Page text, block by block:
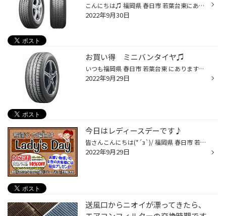
こんにちは♫ 福岡県 春日市 若葉台東にありますタイヤ館春日店のWEBをご覧の皆様、いつもありがとうございます。 タイヤ館春日店の牧口です！ 商品を買う際、高い商品から安価な商品。 機能性に優れた商品からシンプルで使いやすい商品。 高品質の商品から適度な品質の商品。 耐久性に優れた長く使...
2022年9月30日
お買い得 ミニバンタイヤ♫
いつも福岡県 春日市 若葉台東 にあります、 タイヤ館 福岡春日店のWebを御覧の皆様ありがとうございます♪ ミニバン の タイヤ交換も お任せの、春日市 若葉台東 タイヤ館 春日店の牧口です♪ヽ(´▽｀)/ タイヤ館は、あなたの町の "タイヤ専門店"です。基本的には「ブリヂストン タイヤ カタログ」に...
2022年9月29日
今日はレディースデーです♪
皆さんこんにちは(*´з`)/ 福岡県 春日市 若葉台東 にあるタイヤ館春日店です♪ タイヤ館春日店のHPをご覧いただき、 誠にありがとうございます(｡-_-｡) 今日はレディースデーとなっております(´艸｀*)♪ オイル・バッテリー・ワイパーなど、 メンテナンス用品が10％OFFとなります(*´з`)/ また、お買い...
2022年9月29日
送風口からニオイが漂ってきたら、